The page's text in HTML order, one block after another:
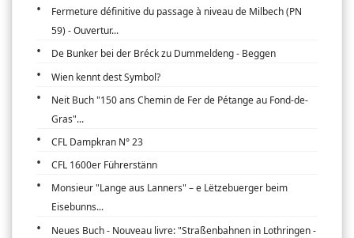
Fermeture définitive du passage à niveau de Milbech (PN
59) - Ouvertur...
De Bunker bei der Bréck zu Dummeldeng - Beggen
Wien kennt dest Symbol?
Neit Buch "150 ans Chemin de Fer de Pétange au Fond-de-
Gras"...
CFL Dampkran N° 23
CFL 1600er Führerstänn
Monsieur "Lange aus Lanners" – e Lëtzebuerger beim
Eisebunns...
Neues Buch - Nouveau livre: "Straßenbahnen in Lothringen -